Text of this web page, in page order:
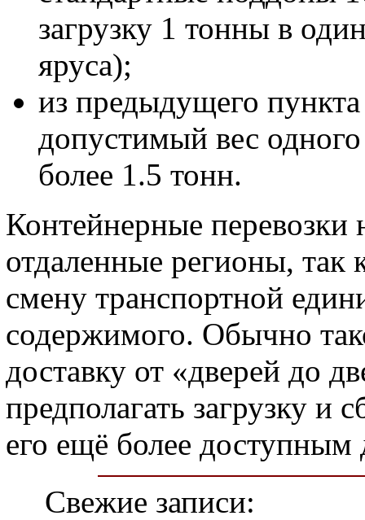
загрузку 1 тонны в
яруса);
из предыдущего
допустимый вес
более 1.5 тонн.
Контейнерные перевозки
отдаленные регионы, так
смену транспортной
содержимого. Обычно
доставку от «дверей до
предполагать загрузку и
его ещё более доступным
Свежие записи: